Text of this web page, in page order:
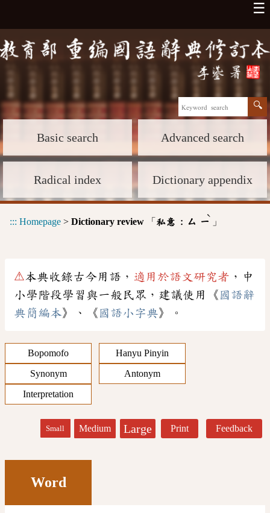
☰
Basic search Advanced search
Radical index Dictionary appendix
::: Homepage > Dictionary review 「 私意 : ㄙ ㄧ
ˋ
」
⚠本典收錄古今用語， 適用於語文研究者 ，中
小學階段學習與一般民眾，建議使用《 國語辭
典簡編本》、《 國語小字典》。
Bopomofo
Hanyu Pinyin
Synonym
Antonym
Interpretation
Small Medium Large Print Feedback
Word